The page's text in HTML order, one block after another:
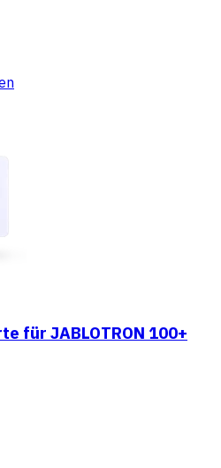
für JABLOTRON 100+